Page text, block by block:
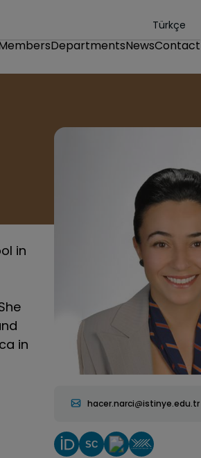
Türkçe
DepartmentsNewsContact
in
in
hacer.narci istinye.edu.tr
SC